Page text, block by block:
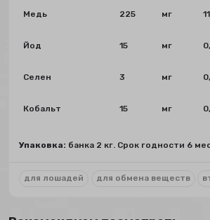
Медь 225 мг
Йод 15 мг
Селен 3 мг
Кобальт 15 мг
Упаковка: банка 2 кг. Срок годности 6
для лошадей для обмена веществ